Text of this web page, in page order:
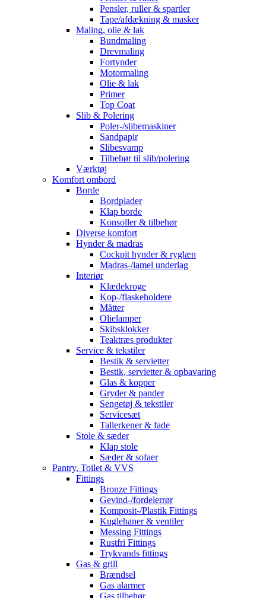
Pensler, ruller & spartler
Tape/afdækning & masker
Maling, olie & lak
Bundmaling
Drevmaling
Fortynder
Motormaling
Olie & lak
Primer
Top Coat
Slib & Polering
Poler-/slibemaskiner
Sandpapir
Slibesvamp
Tilbehør til slib/polering
Værktøj
Komfort ombord
Borde
Bordplader
Klap borde
Konsoller & tilbehør
Diverse komfort
Hynder & madras
Cockpit hynder & ryglæn
Madras-/lamel underlag
Interiør
Klædekroge
Kop-/flaskeholdere
Måtter
Olielamper
Skibsklokker
Teaktræs produkter
Service & tekstiler
Bestik & servietter
Bestik, servietter & opbavaring
Glas & kopper
Gryder & pander
Sengetøj & tekstiler
Servicesæt
Tallerkener & fade
Stole & sæder
Klap stole
Sæder & sofaer
Pantry, Toilet & VVS
Fittings
Bronze Fittings
Gevind-/fordelerrør
Komposit-/Plastik Fittings
Kuglehaner & ventiler
Messing Fittings
Rustfri Fittings
Trykvands fittings
Gas & grill
Brændsel
Gas alarmer